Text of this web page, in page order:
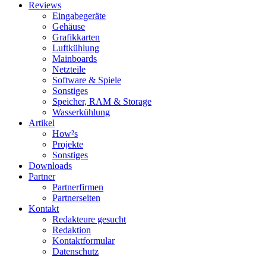
Reviews
Eingabegeräte
Gehäuse
Grafikkarten
Luftkühlung
Mainboards
Netzteile
Software & Spiele
Sonstiges
Speicher, RAM & Storage
Wasserkühlung
Artikel
How²s
Projekte
Sonstiges
Downloads
Partner
Partnerfirmen
Partnerseiten
Kontakt
Redakteure gesucht
Redaktion
Kontaktformular
Datenschutz